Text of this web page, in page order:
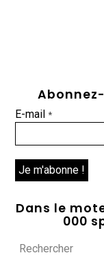
E-mail*
Dans le
000